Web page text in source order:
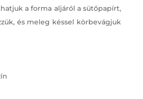
a forma aljáról a sütőpapírt,
és meleg késsel körbevágjuk